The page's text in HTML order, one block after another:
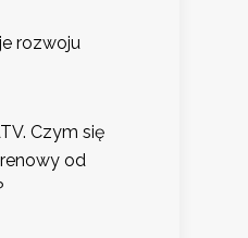
rozwoju
Czym się
od